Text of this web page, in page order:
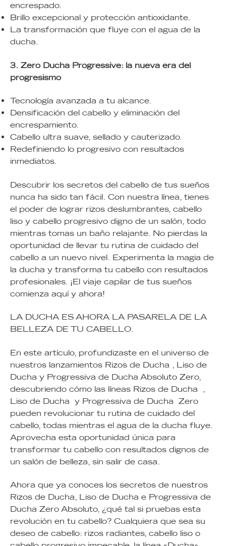
encrespado.
Brillo excepcional y protección antioxidante.
La transformación que fluye con el agua de la
ducha.
3. Zero Ducha Progressive: la nueva era del
progresismo
Tecnología avanzada a tu alcance.
Densificación del cabello y eliminación del
encrespamiento.
Cabello ultra suave, sellado y cauterizado.
Redefiniendo lo progresivo con resultados
inmediatos.
Descubrir los secretos del cabello de tus sueños
nunca ha sido tan fácil. Con nuestra línea, tienes
el poder de lograr rizos deslumbrantes, cabello
liso y cabello progresivo digno de un salón, todo
mientras tomas un baño relajante. No pierdas la
oportunidad de llevar tu rutina de cuidado del
cabello a un nuevo nivel. Experimenta la magia de
la ducha y transforma tu cabello con resultados
profesionales. ¡El viaje capilar de tus sueños
comienza aquí y ahora!
LA DUCHA ES AHORA LA PASARELA DE LA
BELLEZA DE TU CABELLO.
En este artículo, profundizaste en el universo de
nuestros lanzamientos Rizos de Ducha , Liso de
Ducha y Progressiva de Ducha Absoluto Zero,
descubriendo cómo las líneas Rizos de Ducha ,
Liso de Ducha y Progressiva de Ducha Zero
pueden revolucionar tu rutina de cuidado del
cabello, todas mientras el agua de la ducha fluye.
Aprovecha esta oportunidad única para
transformar tu cabello con resultados dignos de
un salón de belleza, sin salir de casa.
Ahora que ya conoces los secretos de nuestros
Rizos de Ducha, Liso de Ducha e Progressiva de
Ducha Zero Absoluto, ¿qué tal si pruebas esta
revolución en tu cabello? Cualquiera que sea su
deseo de cabello: rizos radiantes, cabello liso o